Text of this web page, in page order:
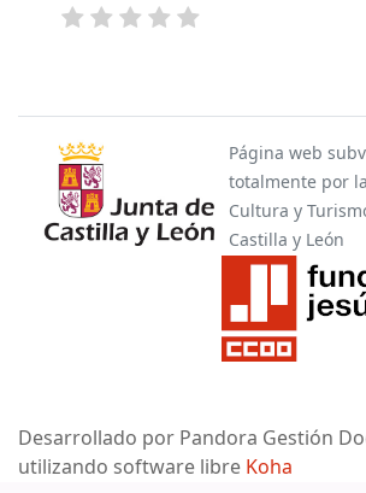
Página web
totalmente por
Cultura y
Castilla y León
Desarrollado por Pandora Gestión
utilizando software libre Koha